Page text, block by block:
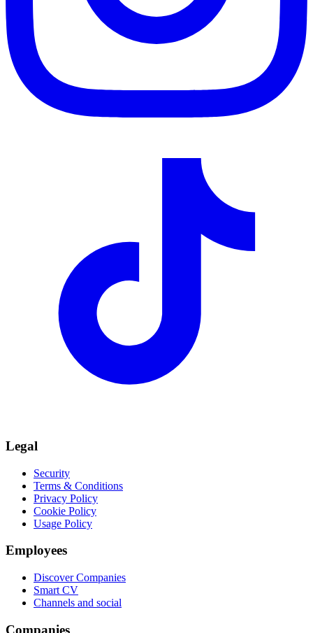
Legal
Security
Terms & Conditions
Privacy Policy
Cookie Policy
Usage Policy
Employees
Discover Companies
Smart CV
Channels and social
Companies